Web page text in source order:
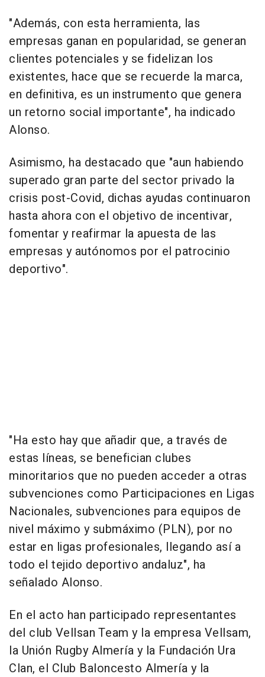
"Además, con esta herramienta, las
empresas ganan en popularidad, se generan
clientes potenciales y se fidelizan los
existentes, hace que se recuerde la marca,
en definitiva, es un instrumento que genera
un retorno social importante", ha indicado
Alonso.
Asimismo, ha destacado que "aun habiendo
superado gran parte del sector privado la
crisis post-Covid, dichas ayudas continuaron
hasta ahora con el objetivo de incentivar,
fomentar y reafirmar la apuesta de las
empresas y autónomos por el patrocinio
deportivo".
"Ha esto hay que añadir que, a través de
estas líneas, se benefician clubes
minoritarios que no pueden acceder a otras
subvenciones como Participaciones en Ligas
Nacionales, subvenciones para equipos de
nivel máximo y submáximo (PLN), por no
estar en ligas profesionales, llegando así a
todo el tejido deportivo andaluz", ha
señalado Alonso.
En el acto han participado representantes
del club Vellsan Team y la empresa Vellsam,
la Unión Rugby Almería y la Fundación Ura
Clan, el Club Baloncesto Almería y la